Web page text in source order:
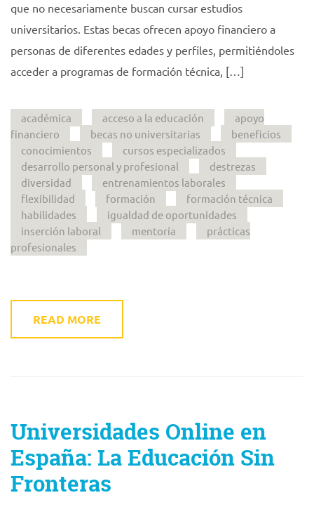
que no necesariamente buscan cursar estudios
universitarios. Estas becas ofrecen apoyo financiero a
personas de diferentes edades y perfiles, permitiéndoles
acceder a programas de formación técnica, […]
académica acceso a la educación
apoyo
financiero
becas no universitarias
beneficios
conocimientos
cursos especializados
desarrollo personal y profesional
destrezas
diversidad
entrenamientos laborales
flexibilidad
formación
formación técnica
habilidades
igualdad de oportunidades
inserción laboral
mentoría
prácticas
profesionales
READ MORE
Universidades Online en
España: La Educación Sin
Fronteras